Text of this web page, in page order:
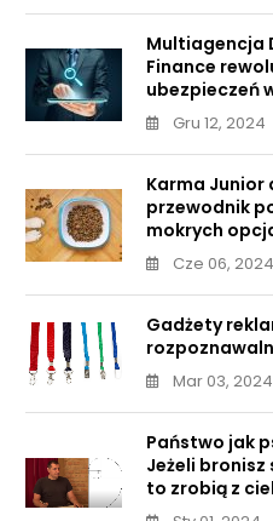
Multiagencja
Finance
ubezpieczeń
Gru 12, 2024
Karma Junior
przewodnik
mokrych
Cze 06, 2024
Gadżety
Mar 03, 2024
Państwo jak
Jeżeli
to zrobią z